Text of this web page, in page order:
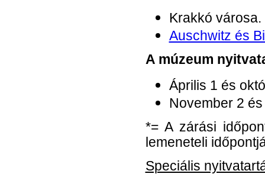
Krakkó városa.
Auschwitz és
A múzeum
Április 1 és
November 2
*= A zárási
lemeneteli
Speciális